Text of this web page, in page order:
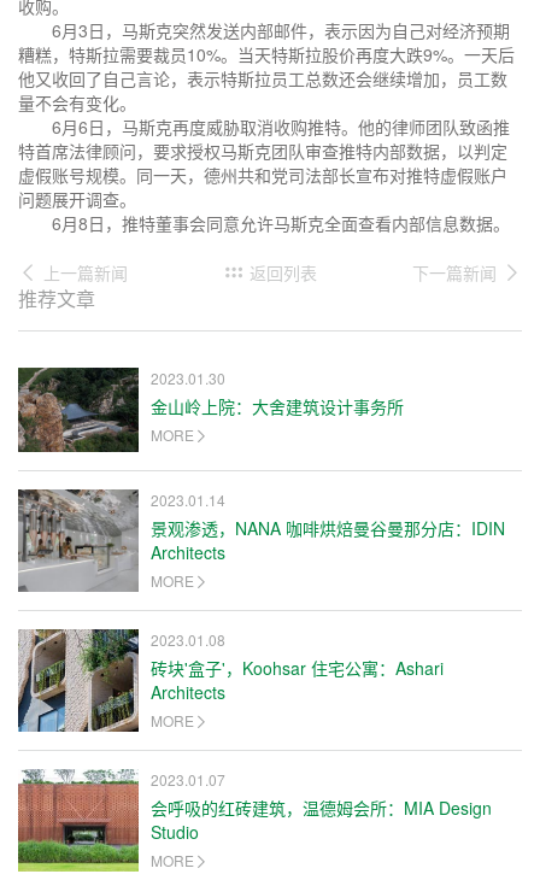
收购。
6月3日，马斯克突然发送内部邮件，表示因为自己对经济预期
糟糕，特斯拉需要裁员10%。当天特斯拉股价再度大跌9%。一天后
他又收回了自己言论，表示特斯拉员工总数还会继续增加，员工数
量不会有变化。
6月6日，马斯克再度威胁取消收购推特。他的律师团队致函推
特首席法律顾问，要求授权马斯克团队审查推特内部数据，以判定
虚假账号规模。同一天，德州共和党司法部长宣布对推特虚假账户
问题展开调查。
6月8日，推特董事会同意允许马斯克全面查看内部信息数据。
上一篇新闻 返回列表 下一篇新闻
推荐文章
2023.01.30
金山岭上院：大舍建筑设计事务所
MORE
2023.01.14
景观渗透，NANA 咖啡烘焙曼谷曼那分店：IDIN
Architects
MORE
2023.01.08
砖块'盒子'，Koohsar 住宅公寓：Ashari
Architects
MORE
2023.01.07
会呼吸的红砖建筑，温德姆会所：MIA Design
Studio
MORE